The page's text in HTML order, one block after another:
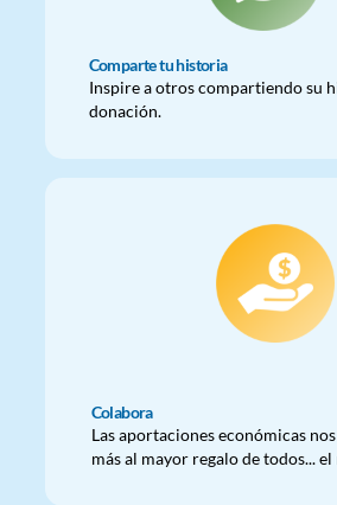
Comparte tu historia
Inspire a otros compartiendo su
donación.
Colabora
Las aportaciones económicas
más al mayor regalo de todos...